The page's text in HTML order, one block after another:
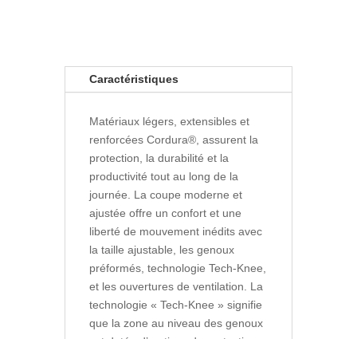
Caractéristiques
Matériaux légers, extensibles et
renforcées Cordura®, assurent la
protection, la durabilité et la
productivité tout au long de la
journée. La coupe moderne et
ajustée offre un confort et une
liberté de mouvement inédits avec
la taille ajustable, les genoux
préformés, technologie Tech-Knee,
et les ouvertures de ventilation. La
technologie « Tech-Knee » signifie
que la zone au niveau des genoux